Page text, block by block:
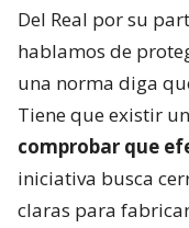
Del Real por su
hablamos de
una norma diga
Tiene que existir
comprobar que
iniciativa busca
claras para